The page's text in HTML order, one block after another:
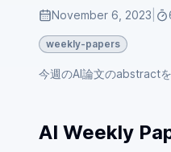
November 6, 2023
weekly-papers
今週のAI論文のabstract
AI Weekly